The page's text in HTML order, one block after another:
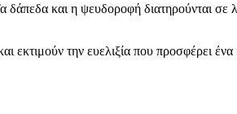
και η ψευδοροφή διατηρούνται σε
εκτιμούν την ευελιξία που προσφέρει